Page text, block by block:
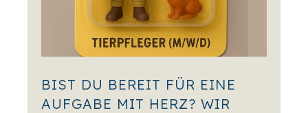
BIST DU BEREIT FÜR EINE
AUFGABE MIT HERZ? WIR